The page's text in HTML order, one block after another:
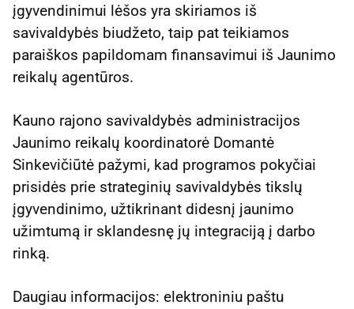
įgyvendinimui lėšos yra skiriamos iš
savivaldybės biudžeto, taip pat teikiamos
paraiškos papildomam finansavimui iš Jaunimo
reikalų agentūros.
Kauno rajono savivaldybės administracijos
Jaunimo reikalų koordinatorė Domantė
Sinkevičiūtė pažymi, kad programos pokyčiai
prisidės prie strateginių savivaldybės tikslų
įgyvendinimo, užtikrinant didesnį jaunimo
užimtumą ir sklandesnę jų integraciją į darbo
rinką.
Daugiau informacijos: elektroniniu paštu